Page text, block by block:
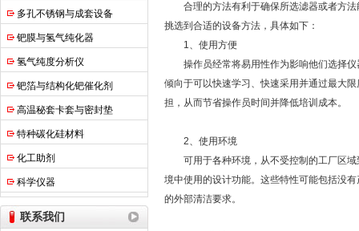
多孔不锈钢与成套设备
钯膜与氢气纯化器
氢气纯度分析仪
钯箔与结构化钯催化剂
高温秘套卡套与密封垫
特种碳化硅材料
化工助剂
科学仪器
联系我们
合理的方法有利于确保所选滤器或者方法
挑选到合适的设备方法，具体如下：
1、使用方便
操作员经常将易用性作为影响他们选择仪
倾向于可以快速学习、快速采用并通过最大
担，从而节省操作员时间并降低培训成本。
2、使用环境
可用于各种环境，从不受控制的工厂区域
境中使用的设计功能。这些特性可能包括没
的外部清洁要求。